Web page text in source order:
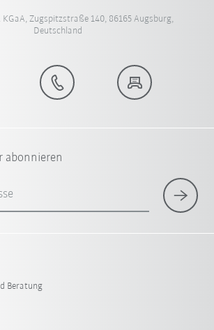
KGaA, Zugspitzstraße 140, 86165 Augsburg,
Deutschland
abonnieren
Beratung